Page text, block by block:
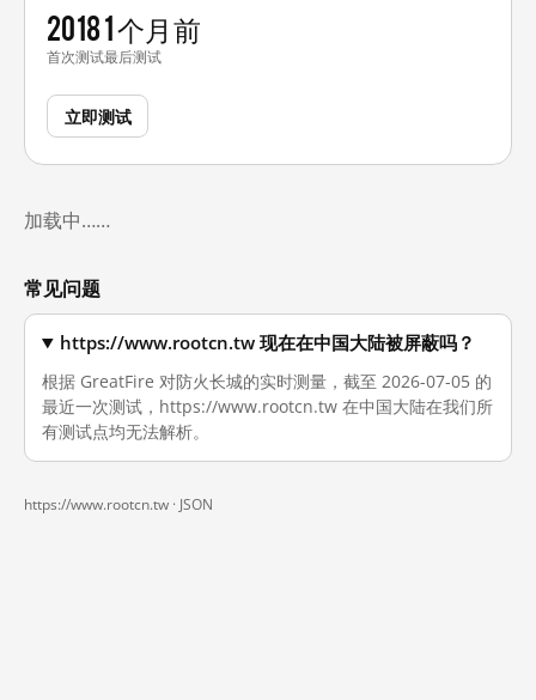
2018
首次测试
1 个月前
最后测试
立即测试
加载中……
常见问题
https://www.rootcn.tw 现在在中国大陆被屏蔽吗？
根据 GreatFire 对防火长城的实时测量，截至 2026-07-05 的
最近一次测试，https://www.rootcn.tw 在中国大陆在我们所
有测试点均无法解析。
https://www.rootcn.tw · JSON